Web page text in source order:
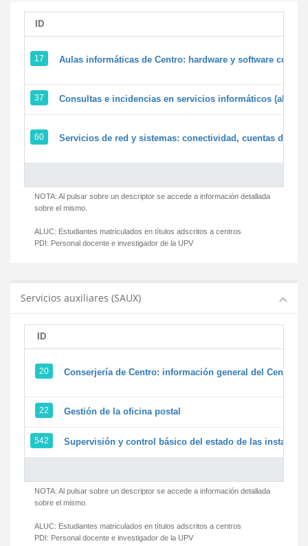
ID
17 Aulas informáticas de Centro: hardware y software
37 Consultas e incidencias en servicios informáticos
60 Servicios de red y sistemas: conectividad, cuentas de
NOTA: Al pulsar sobre un descriptor se accede a información detallada
sobre el mismo.
ALUC: Estudiantes matriculados en títulos adscritos a centros
PDI: Personal docente e investigador de la UPV
Servicios auxiliares (SAUX)
ID
20 Conserjería de Centro: información general del Centro y
22 Gestión de la oficina postal
542 Supervisión y control básico del estado de las
NOTA: Al pulsar sobre un descriptor se accede a información detallada
sobre el mismo.
ALUC: Estudiantes matriculados en títulos adscritos a centros
PDI: Personal docente e investigador de la UPV